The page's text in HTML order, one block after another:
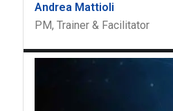
Andrea Mattioli
PM, Trainer & Facilitator